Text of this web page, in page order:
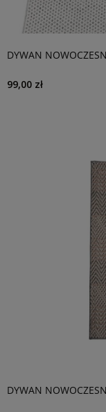
DYWAN
99,00 zł